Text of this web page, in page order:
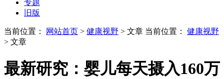
专题
旧版
当前位置： 网站首页 > 健康视野 > 文章 当前位置： 健康视野
> 文章
最新研究：婴儿每天摄入160万